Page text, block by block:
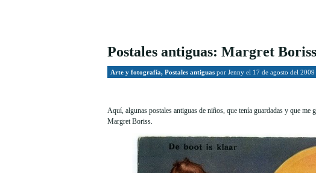
Postales antiguas: Margret Boriss
Arte y fotografía, Postales antiguas por Jenny el 17 de agosto del 2009
Aquí, algunas postales antiguas de niños, que tenía guardadas y que me
Margret Boriss.